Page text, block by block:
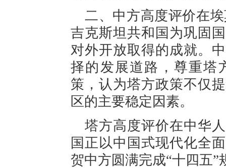
二、中方高度评价在
吉克斯坦共和国为巩固
对外开放取得的成就。
择的发展道路，尊重塔
策，认为塔方政策不仅
区的主要稳定因素。
塔方高度评价在中华
国正以中国式现代化全
贺中方圆满完成“十四五